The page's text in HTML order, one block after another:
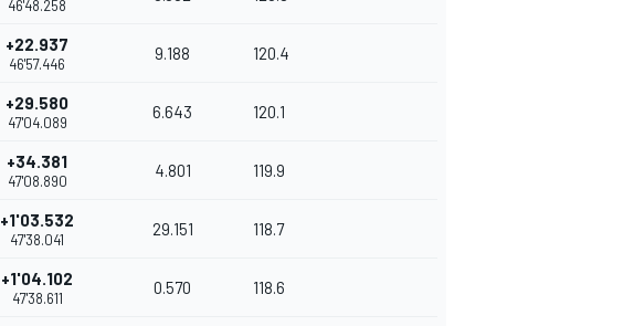
46'48.258
+22.937
46'57.446
9.188 120.4
+29.580
47'04.089
6.643 120.1
+34.381
47'08.890
4.801 119.9
+1'03.532
47'38.041
29.151 118.7
+1'04.102
47'38.611
0.570 118.6